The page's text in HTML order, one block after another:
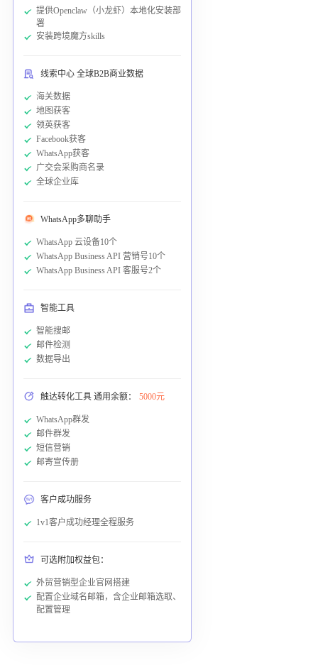
提供Openclaw（小龙虾）本地化安装部
署
安装跨境魔方skills
线索中心 全球B2B商业数据
海关数据
地图获客
领英获客
Facebook获客
WhatsApp获客
广交会采购商名录
全球企业库
WhatsApp多聊助手
WhatsApp 云设备10个
WhatsApp Business API 营销号10个
WhatsApp Business API 客服号2个
智能工具
智能搜邮
邮件检测
数据导出
触达转化工具 通用余额： 5000元
WhatsApp群发
邮件群发
短信营销
邮寄宣传册
客户成功服务
1v1客户成功经理全程服务
可选附加权益包：
外贸营销型企业官网搭建
配置企业域名邮箱，含企业邮箱选取、
配置管理